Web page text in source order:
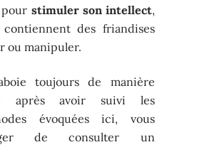
pour stimuler son intellect,
des friandises
ou manipuler.
toujours de manière
après avoir suivi les
évoquées ici, vous
de consulter un